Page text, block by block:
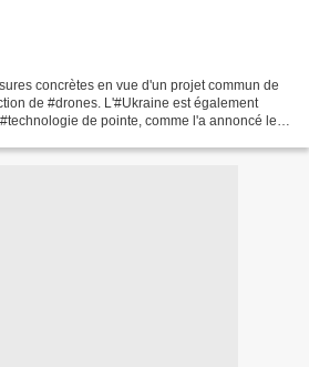
concrètes en vue d'un projet commun de
de #drones. L'#Ukraine est également
de pointe, comme l'a annoncé le